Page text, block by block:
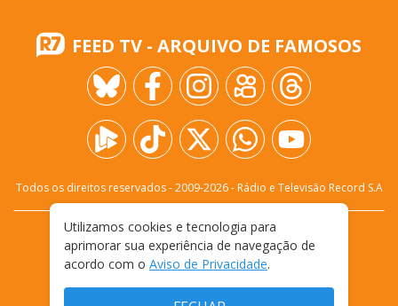
FEED TV - ARQUIVO DE FAMOSOS
Todos os direitos reservados - 2009-2026- Rádio e Televisão Record S.A
FALE CONOSCO
PRIVACIDADE
TERMOS E CONDIÇÕES DE USO
Utilizamos cookies e tecnologia para
aprimorar sua experiência de navegação de
acordo com o Aviso de Privacidade.